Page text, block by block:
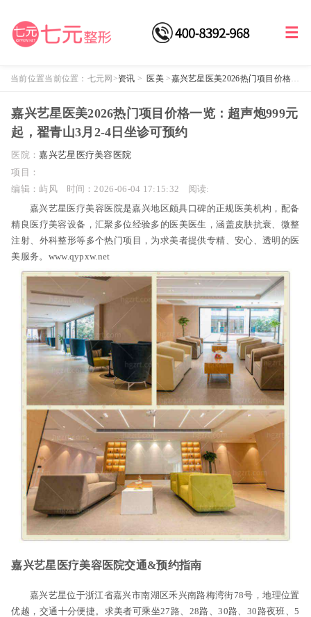
当前位置当前位置： 七元网 >资讯 > 医美 >嘉兴艺星医美2026热门项目价格一
嘉兴艺星医美2026热门项目价格一览：超声炮999元
起，翟青山3月2-4日坐诊可预约
医院：嘉兴艺星医疗美容医院
项目：
编辑：屿风
时间：2026-06-04 17:15:32
阅读:
嘉兴艺星医疗美容医院是嘉兴地区颇具口碑的正规医美机构，配备
精良医疗美容设备，汇聚多位经验多的医美医生，涵盖皮肤抗衰、微整
注射、外科整形等多个热门项目，为求美者提供专精、安心、透明的医
美服务。www.qypxw.net
嘉兴艺星医疗美容医院交通&预约指南
嘉兴艺星位于浙江省嘉兴市南湖区禾兴南路梅湾街78号，地理位置
优越，交通十分便捷。求美者可乘坐27路、28路、30路、30路夜班、5